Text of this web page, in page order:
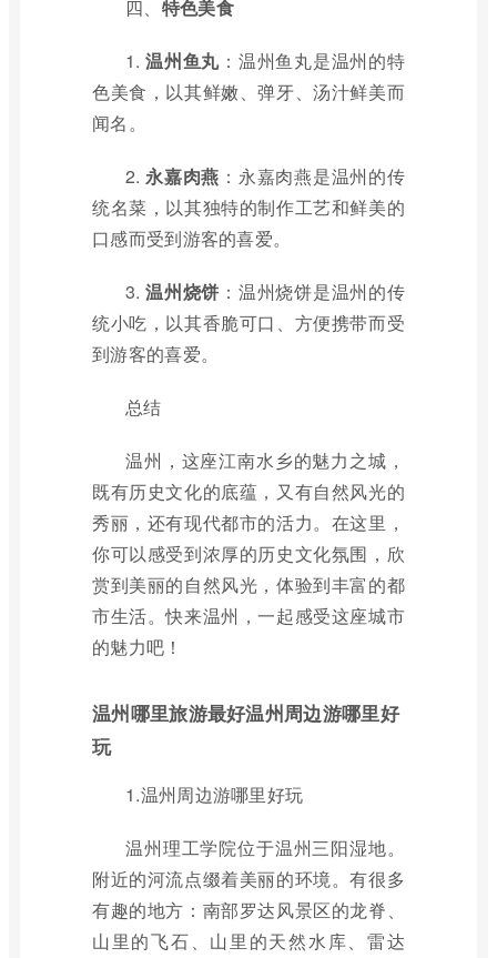
四、 特色美食
1.温州鱼丸 ：温州鱼丸是温州的特
色美食，以其鲜嫩、弹牙、汤汁鲜美而
闻名。
2.永嘉肉燕 ：永嘉肉燕是温州的传
统名菜，以其独特的制作工艺和鲜美的
口感而受到游客的喜爱。
3.温州烧饼 ：温州烧饼是温州的传
统小吃，以其香脆可口、方便携带而受
到游客的喜爱。
总结
温州，这座江南水乡的魅力之城，
既有历史文化的底蕴，又有自然风光的
秀丽，还有现代都市的活力。在这里，
你可以感受到浓厚的历史文化氛围，欣
赏到美丽的自然风光，体验到丰富的都
市生活。快来温州，一起感受这座城市
的魅力吧！
温州哪里旅游最好温州周边游哪里好
玩
1.温州周边游哪里好玩
温州理工学院位于温州三阳湿地。
附近的河流点缀着美丽的环境。有很多
有趣的地方：南部罗达风景区的龙脊、
山里的飞石、山里的天然水库、雷达